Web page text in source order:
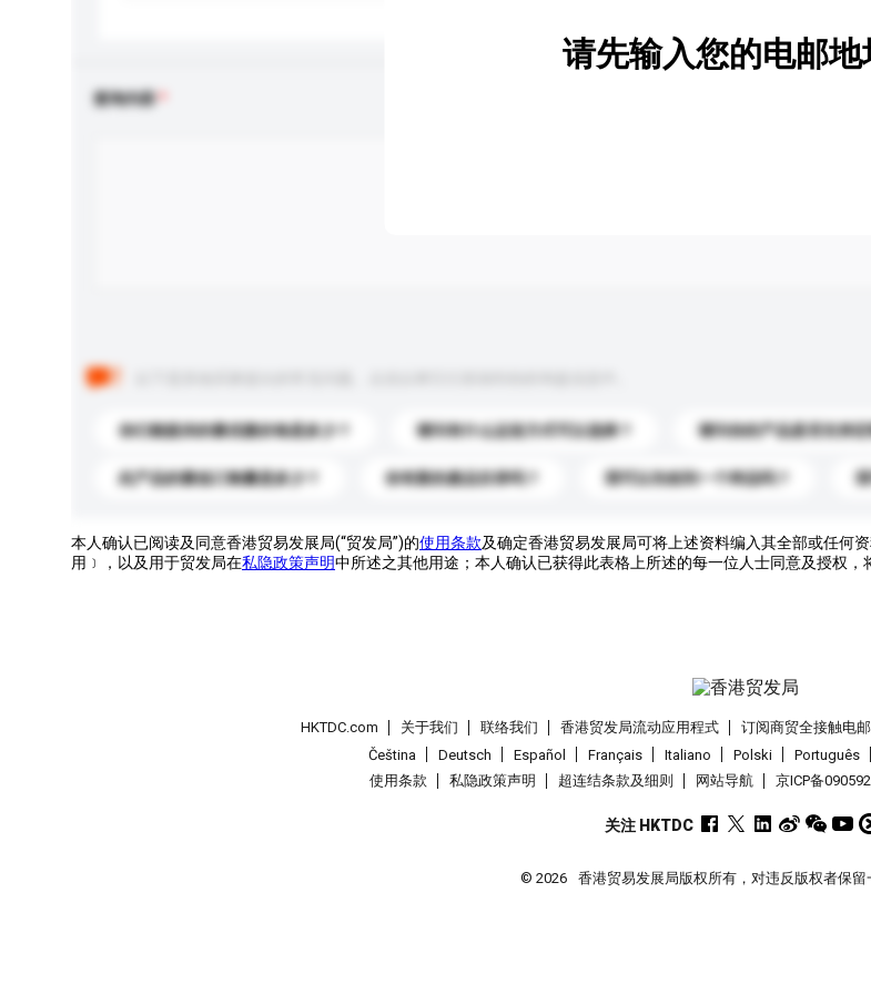
查询内容
你们能提供的最优惠价格是多少？ 请问有什么运送方式可以选择？ 请问你的产品是否支持定
此产品的最低订购量是多少？ 你有新的產品目录吗？ 我可以先收到一个样品吗？
请先输入您的电邮地
本人确认已阅读及同意香港贸易发展局(“贸发局”)的使用条款及确定香港贸易发展局可将上述资料编入其全部或任何
用﹞，以及用于贸发局在私隐政策声明中所述之其他用途；本人确认已获得此表格上所述的每一位人士同意及授权，
HKTDC.com 关于我们 联络我们 香港贸发局流动应用程式 订阅商贸全接触电
Čeština
Deutsch Español Français Italiano Polski Português
使用条款
私隐政策声明 超连结条款及细则 网站导航 京ICP备
关注 HKTDC
© 2026 香港贸易发展局版权所有，对违反版权者保留